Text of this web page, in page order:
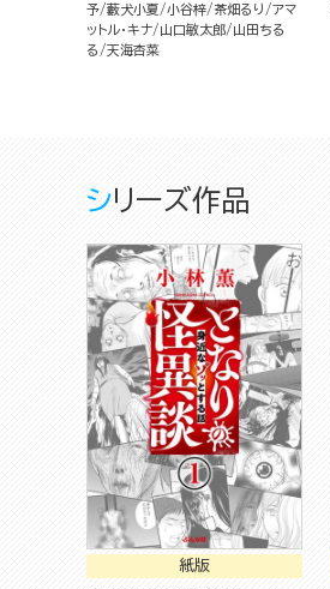
予 藪犬小夏 小谷梓 茶畑るり
アマ
ットル・キナ
山口敏太郎
山田ちる
る
天海杏菜
シリーズ作品
紙版